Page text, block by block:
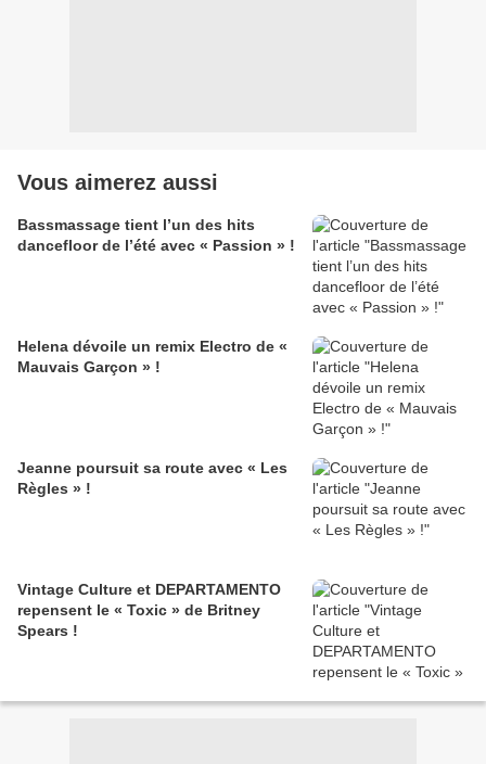
Vous aimerez aussi
Bassmassage tient l’un des hits
dancefloor de l’été avec « Passion » !
Helena dévoile un remix Electro de «
Mauvais Garçon » !
Jeanne poursuit sa route avec « Les
Règles » !
Vintage Culture et DEPARTAMENTO
repensent le « Toxic » de Britney
Spears !